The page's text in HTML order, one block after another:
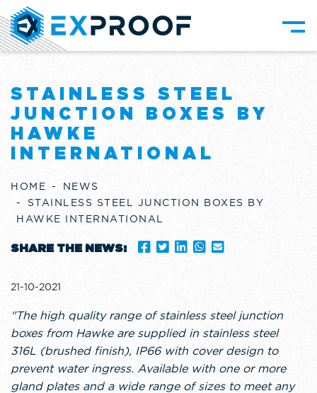
STAINLESS STEEL
JUNCTION BOXES BY
HAWKE
INTERNATIONAL
HOME
NEWS
STAINLESS STEEL JUNCTION BOXES BY
HAWKE INTERNATIONAL
SHARE THE NEWS:
21-10-2021
"The high quality range of stainless steel junction
boxes from Hawke are supplied in stainless steel
316L (brushed finish), IP66 with cover design to
prevent water ingress. Available with one or more
gland plates and a wide range of sizes to meet any